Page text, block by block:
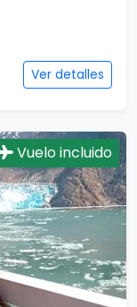
Ver detalles
Vuelo incluido